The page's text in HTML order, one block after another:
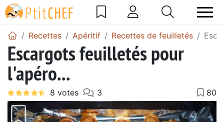
Recettes Apéritif Recettes de feuilletés
Escargots feuilletés pour
l'apéro...